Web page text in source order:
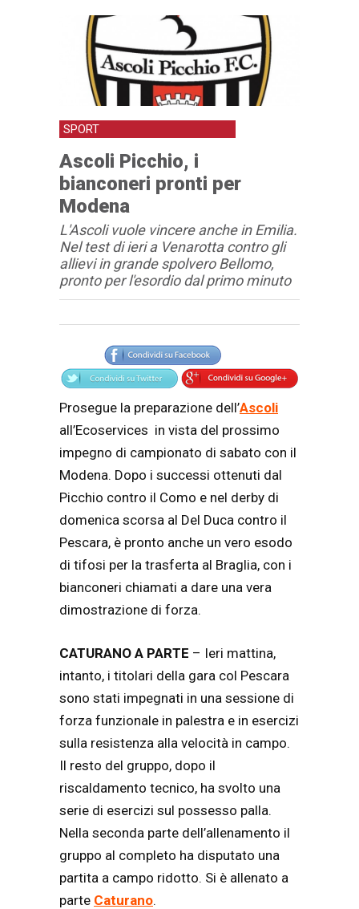
SPORT
Ascoli Picchio, i
bianconeri pronti per
Modena
L'Ascoli vuole vincere anche in Emilia.
Nel test di ieri a Venarotta contro gli
allievi in grande spolvero Bellomo,
pronto per l'esordio dal primo minuto
Articolo
Testo articolo principale
Prosegue la preparazione dell’Ascoli
all’Ecoservices in vista del prossimo
impegno di campionato di sabato con il
Modena. Dopo i successi ottenuti dal
Picchio contro il Como e nel derby di
domenica scorsa al Del Duca contro il
Pescara, è pronto anche un vero esodo
di tifosi per la trasferta al Braglia, con i
bianconeri chiamati a dare una vera
dimostrazione di forza.
CATURANO A PARTE – Ieri mattina,
intanto, i titolari della gara col Pescara
sono stati impegnati in una sessione di
forza funzionale in palestra e in esercizi
sulla resistenza alla velocità in campo.
Il resto del gruppo, dopo il
riscaldamento tecnico, ha svolto una
serie di esercizi sul possesso palla.
Nella seconda parte dell’allenamento il
gruppo al completo ha disputato una
partita a campo ridotto. Si è allenato a
parte Caturano.